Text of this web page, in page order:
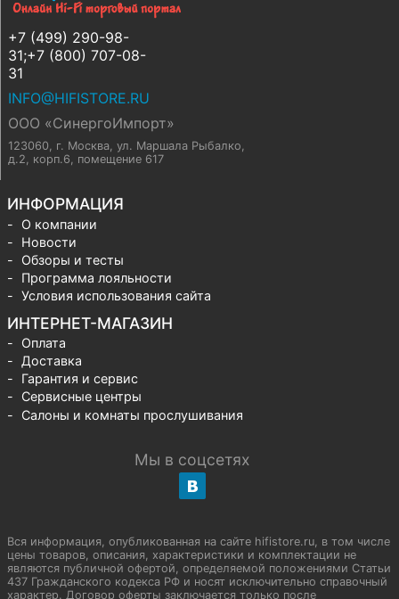
+7 (499) 290-98-
31;+7 (800) 707-08-
31
INFO@HIFISTORE.RU
ООО «СинергоИмпорт»
123060, г. Москва, ул. Маршала Рыбалко,
д.2, корп.6, помещение 617
ИНФОРМАЦИЯ
О компании
Новости
Обзоры и тесты
Программа лояльности
Условия использования сайта
ИНТЕРНЕТ-МАГАЗИН
Оплата
Доставка
Гарантия и сервис
Сервисные центры
Салоны и комнаты прослушивания
Мы в соцсетях
Вся информация, опубликованная на сайте hifistore.ru, в том числе
цены товаров, описания, характеристики и комплектации не
являются публичной офертой, определяемой положениями Статьи
437 Гражданского кодекса РФ и носят исключительно справочный
характер. Договор оферты заключается только после